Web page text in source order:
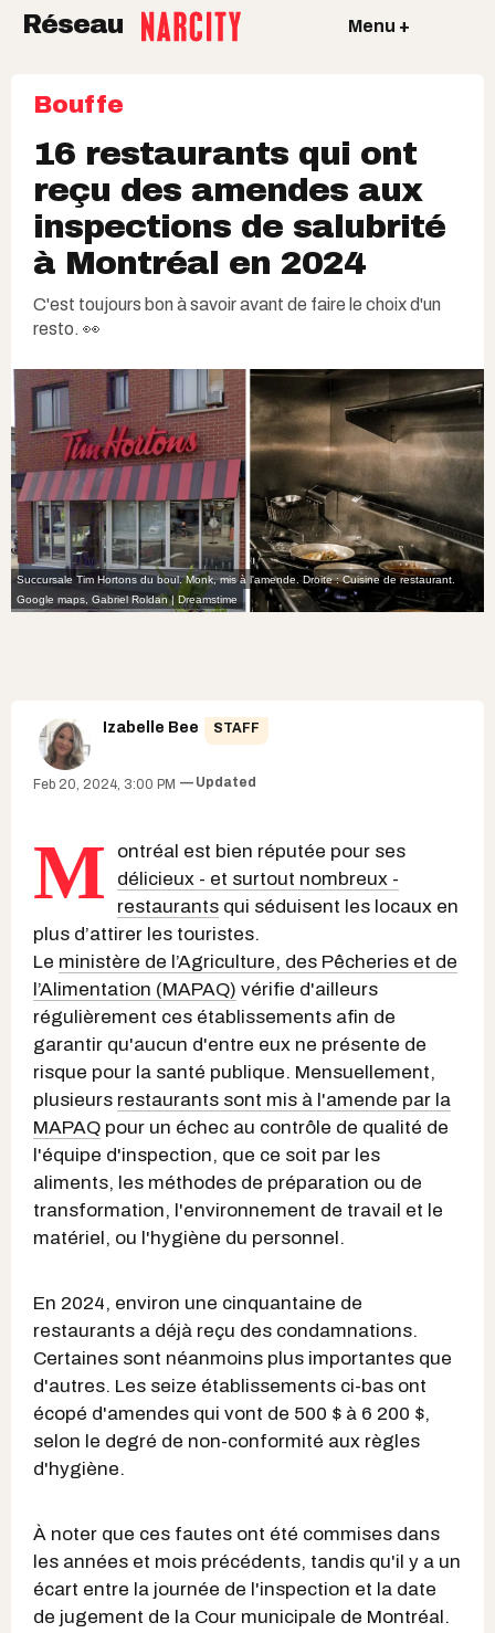
Réseau Menu +
Bouffe
16 restaurants qui ont
reçu des amendes aux
inspections de salubrité
à Montréal en 2024
C'est toujours bon à savoir avant de faire le choix d'un
resto. 👀
Succursale Tim Hortons du boul. Monk, mis à l'amende. Droite : Cuisine de restaurant.
Google maps Gabriel Roldan | Dreamstime
Izabelle Bee STAFF
Feb 20, 2024, 3:00 PM Updated
M
ontréal est bien réputée pour ses
délicieux - et surtout nombreux -
restaurants qui séduisent les locaux en
plus d’attirer les touristes.
Le ministère de l’Agriculture, des Pêcheries et de
l’Alimentation (MAPAQ) vérifie d'ailleurs
régulièrement ces établissements afin de
garantir qu'aucun d'entre eux ne présente de
risque pour la santé publique. Mensuellement,
plusieurs restaurants sont mis à l'amende par la
MAPAQ pour un échec au contrôle de qualité de
l'équipe d'inspection, que ce soit par les
aliments, les méthodes de préparation ou de
transformation, l'environnement de travail et le
matériel, ou l'hygiène du personnel.
En 2024, environ une cinquantaine de
restaurants a déjà reçu des condamnations.
Certaines sont néanmoins plus importantes que
d'autres. Les seize établissements ci-bas ont
écopé d'amendes qui vont de 500 $ à 6 200 $,
selon le degré de non-conformité aux règles
d'hygiène.
À noter que ces fautes ont été commises dans
les années et mois précédents, tandis qu'il y a un
écart entre la journée de l'inspection et la date
de jugement de la Cour municipale de Montréal.